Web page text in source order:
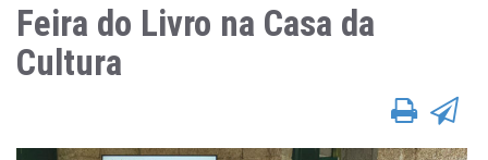
Feira do Livro na Casa da
Cultura